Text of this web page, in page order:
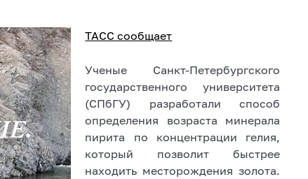
ТАСС сообщает
Ученые Санкт-Петербургского
государственного университета
(СПбГУ) разработали способ
определения возраста минерала
пирита по концентрации гелия,
который позволит быстрее
находить месторождения золота.